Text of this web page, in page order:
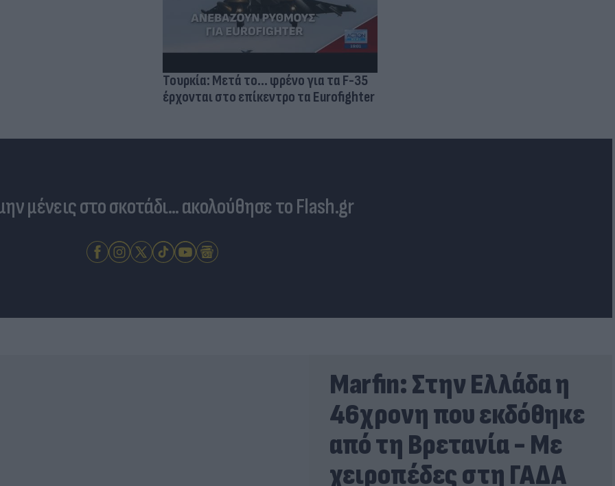
Τουρκία: Μετά το... φρένο για τα F-35
έρχονται στο επίκεντρο τα Eurofighter
μένεις στο σκοτάδι... ακολούθησε το Flash.gr
Marfin: Στην Ελλάδα η
46χρονη που εκδόθηκε
από τη Βρετανία - Με
χειροπέδες στη ΓΑΔΑ